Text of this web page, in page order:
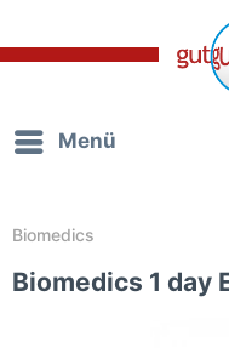
Menü
Biomedics
Biomedics 1 day